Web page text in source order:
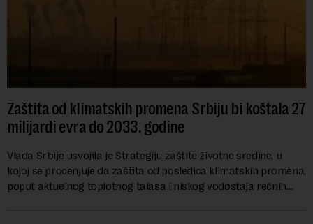
Zaštita od klimatskih promena Srbiju bi koštala 27
milijardi evra do 2033. godine
Vlada Srbije usvojila je Strategiju zaštite životne sredine, u
kojoj se procenjuje da zaštita od posledica klimatskih promena,
poput aktuelnog toplotnog talasa i niskog vodostaja rečnih